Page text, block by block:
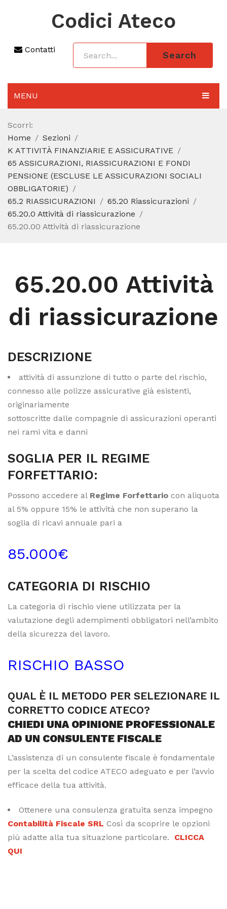
Codici Ateco
Contatti
Search
MENU
AGGIORNAMENTO 2025
SEZIONI
CODICE ATECO A COSA SERVE
REGIME FORFETTARIO
CODICE FISCALE
Scorri:
Home
Sezioni
K ATTIVITÀ FINANZIARIE E ASSICURATIVE
65 ASSICURAZIONI, RIASSICURAZIONI E FONDI
PENSIONE (ESCLUSE LE ASSICURAZIONI SOCIALI
OBBLIGATORIE)
65.2 RIASSICURAZIONI
65.20 Riassicurazioni
65.20.0 Attività di riassicurazione
65.20.00 Attività di riassicurazione
65.20.00 Attività
di riassicurazione
DESCRIZIONE
attività di assunzione di tutto o parte del rischio,
connesso alle polizze assicurative già esistenti,
originariamente
sottoscritte dalle compagnie di assicurazioni operanti
nei rami vita e danni
SOGLIA PER IL REGIME
FORFETTARIO:
Possono accedere al Regime Forfettario con aliquota
al 5% oppure 15% le attività che non superano la
soglia di ricavi annuale pari a
85.000€
CATEGORIA DI RISCHIO
La categoria di rischio viene utilizzata per la
valutazione degli adempimenti obbligatori nell’ambito
della sicurezza del lavoro.
RISCHIO BASSO
QUAL È IL METODO PER SELEZIONARE IL
CORRETTO CODICE ATECO?
CHIEDI UNA OPINIONE PROFESSIONALE
AD UN CONSULENTE FISCALE
L’assistenza di un consulente fiscale è fondamentale
per la scelta del codice ATECO adeguato e per l’avvio
efficace della tua attività.
Ottenere una consulenza gratuita senza impegno
Contabilità Fiscale SRL Così da scoprire le opzioni
più adatte alla tua situazione particolare. CLICCA
QUI